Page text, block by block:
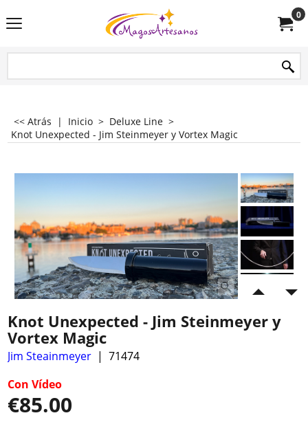
0
<< Atrás | Inicio > Deluxe Line >
Knot Unexpected - Jim Steinmeyer y Vortex Magic
Knot Unexpected - Jim Steinmeyer y
Vortex Magic
Jim Steainmeyer
71474
Con Vídeo
€85.00